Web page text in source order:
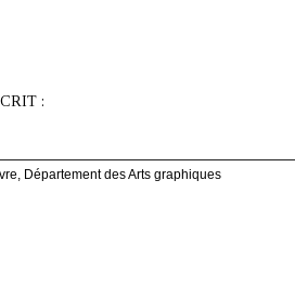
:
Département des Arts graphiques